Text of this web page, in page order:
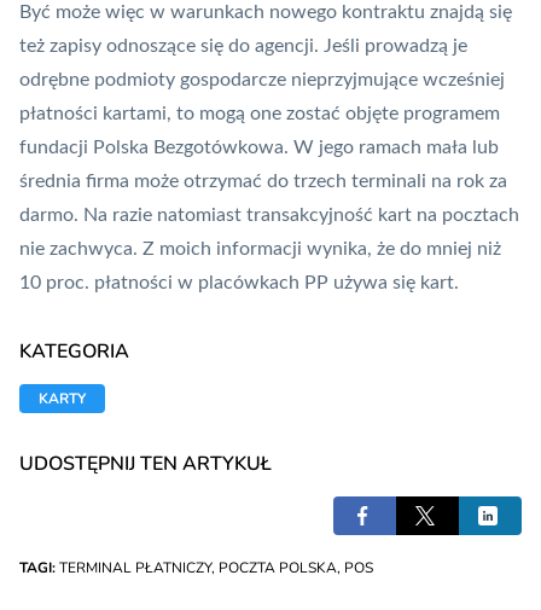
Być może więc w warunkach nowego kontraktu znajdą się
też zapisy odnoszące się do agencji. Jeśli prowadzą je
odrębne podmioty gospodarcze nieprzyjmujące wcześniej
płatności kartami, to mogą one zostać objęte programem
fundacji Polska Bezgotówkowa. W jego ramach mała lub
średnia firma może otrzymać do trzech terminali na rok za
darmo. Na razie natomiast transakcyjność kart na pocztach
nie zachwyca. Z moich informacji wynika, że do mniej niż
10 proc. płatności w placówkach PP używa się kart.
KATEGORIA
KARTY
UDOSTĘPNIJ TEN ARTYKUŁ
TAGI:TERMINAL PŁATNICZY, POCZTA POLSKA, POS